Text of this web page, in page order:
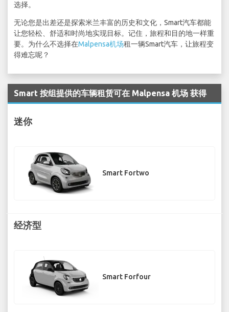
选择。
无论您是出差还是探索米兰丰富的历史和文化，Smart汽车都能
让您轻松、舒适和时尚地实现目标。记住，旅程和目的地一样重
要。为什么不选择在Malpensa机场租一辆Smart汽车，让旅程变
得难忘呢？
Smart 按组提供的车辆租赁可在 Malpensa 机场 获得
迷你
Smart Fortwo
经济型
Smart Forfour